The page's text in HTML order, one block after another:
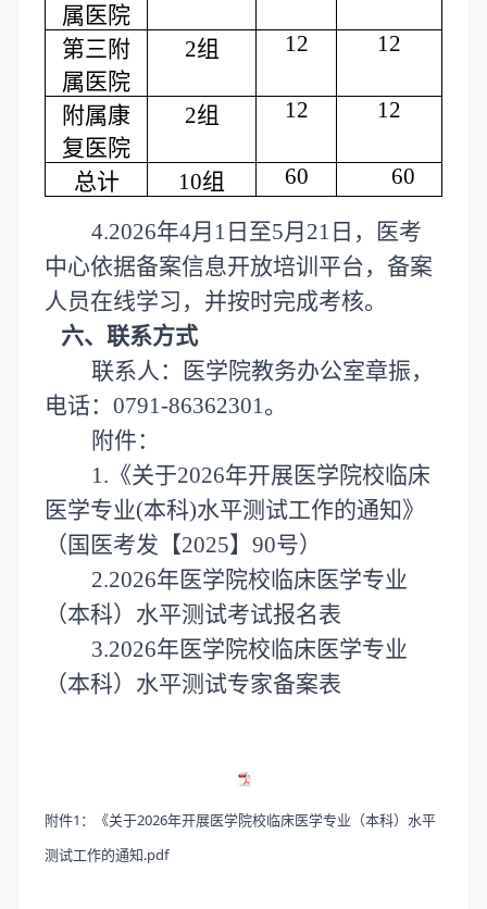
属医院
第三附
属医院
2组 12 12
附属康
复医院
2组 12 12
总计 10组 60 60
4.2026年4月1日至5月21日，医考
中心依据备案信息开放培训平台，备案
人员在线学习，并按时完成考核。
六、联系方式
联系人：医学院教务办公室章振，
电话： 0791-86362301。
附件：
1.《关于2026年开展医学院校临床
医学专业(本科)水平测试工作的通知》
（国医考发【2025】90号）
2.2026年医学院校临床医学专业
（本科）水平测试考试报名表
3.2026年医学院校临床医学专业
（本科）水平测试专家备案表
附件1：《关于2026年开展医学院校临床医学专业（本科）水平
测试工作的通知.pdf